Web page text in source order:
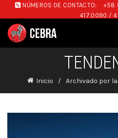
NÚMEROS DE CONTACTO:
+58
417.0090 /
Inicio Archivado por